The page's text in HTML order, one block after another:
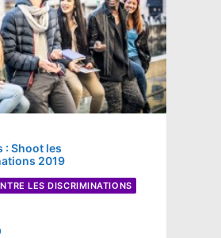
: Shoot les
2019
LES DISCRIMINATIONS